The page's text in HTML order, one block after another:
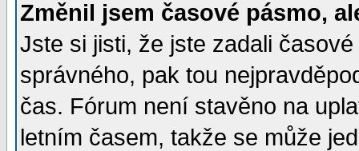
Změnil jsem časové pásmo,
Jste si jisti, že jste zadali
správného, pak tou
čas. Fórum není stavěno na
letním časem, takže se může